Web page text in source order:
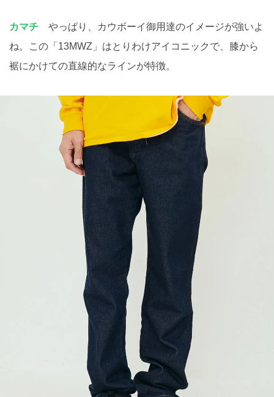
カマチ やっぱり、カウボーイ御用達のイメージが強いよ
ね。この「13MWZ」はとりわけアイコニックで、膝から
裾にかけての直線的なラインが特徴。